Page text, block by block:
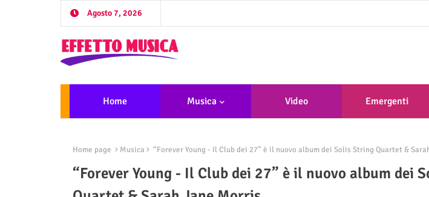
Agosto 7, 2026
Home Musica Video Emergenti
Home page Musica “Forever Young - Il Club dei 27” è il nuovo album dei Solis String Quartet &
“Forever Young - Il Club dei 27” è il nuovo album dei